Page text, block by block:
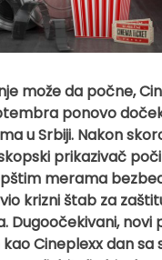
može da počne,
ponovo
u Srbiji. Nakon
prikazivač
merama
krizni štab za
Dugoočekivani, novi
Cineplexx dan sa